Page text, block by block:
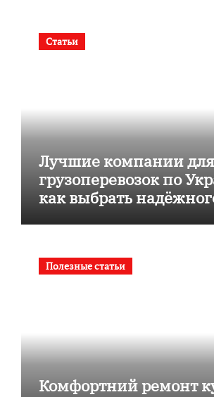
Статьи
Лучшие компании для
грузоперевозок по
как выбрать
Полезные статьи
Комфортний ремонт